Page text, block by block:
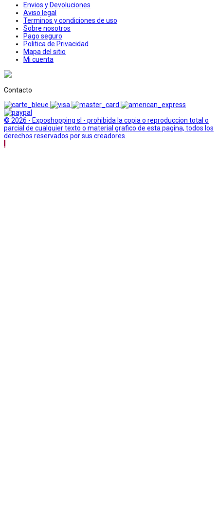
Envios y Devoluciones
Aviso legal
Terminos y condiciones de uso
Sobre nosotros
Pago seguro
Politica de Privacidad
Mapa del sitio
Mi cuenta
Contacto
© 2026 - Exposhopping sl - prohibida la copia o reproduccion total o
parcial de cualquier texto o material grafico de esta pagina, todos los
derechos reservados por sus creadores.